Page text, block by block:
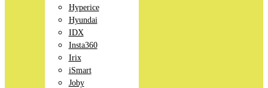
Hyperice
Hyundai
IDX
Insta360
Irix
iSmart
Joby